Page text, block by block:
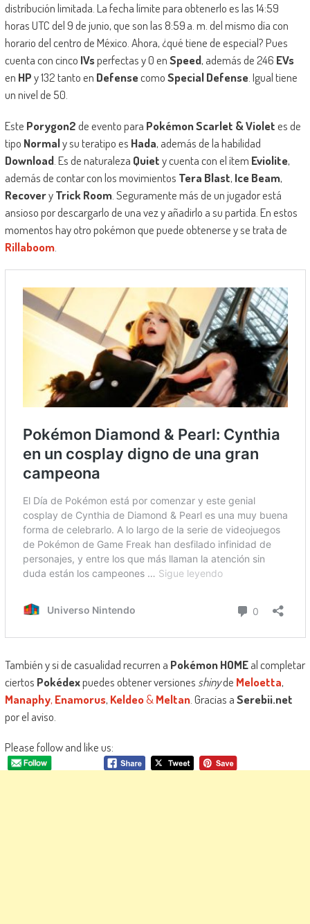
distribución limitada. La fecha límite para obtenerlo es las 14:59
horas UTC del 9 de junio, que son las 8:59 a. m. del mismo día con
horario del centro de México. Ahora, ¿qué tiene de especial? Pues
cuenta con cinco IVsperfectas y 0 enSpeed, además de 246 EVs
en HPy 132 tanto en DefensecomoSpecial Defense. Igual tiene
un nivel de 50.
Este Porygon2de evento para Pokémon Scarlet & Violetes de
tipo Normaly su teratipo es Hada, además de la habilidad
Download. Es de naturaleza Quiety cuenta con el ítem Eviolite,
además de contar con los movimientos Tera Blast, Ice Beam,
RecoveryTrick Room. Seguramente más de un jugador está
ansioso por descargarlo de una vez y añadirlo a su partida. En estos
momentos hay otro pokémon que puede obtenerse y se trata de
Rillaboom.
También y si de casualidad recurren a Pokémon HOMEal completar
ciertos Pokédexpuedes obtener versiones shinyde Meloetta,
Manaphy, Enamorus, Keldeo& Meltan. Gracias aSerebii.net
por el aviso.
Please follow and like us: